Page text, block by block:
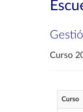
Curso
Curso